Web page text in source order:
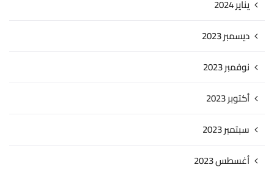
يناير 2024
ديسمبر 2023
نوفمبر 2023
أكتوبر 2023
سبتمبر 2023
أغسطس 2023